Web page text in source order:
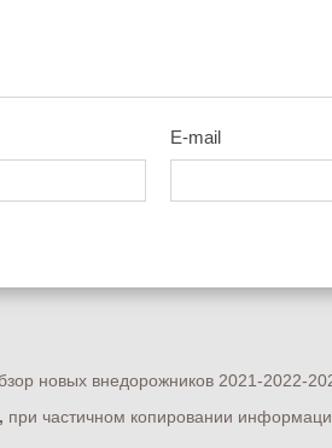
E-mail
новых внедорожников 2021-2022-
при частичном копировании